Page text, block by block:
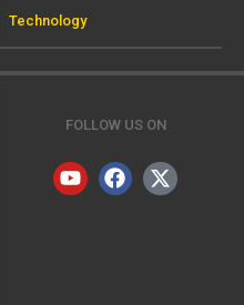
Technology
FOLLOW US ON